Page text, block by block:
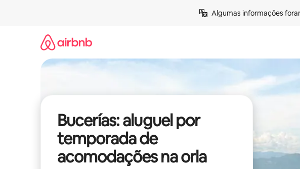
Algumas informações
Bucerías: aluguel por
temporada de
acomodações na orla